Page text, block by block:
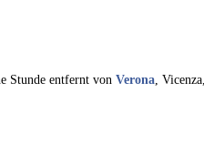
Stunde entfernt von Verona , Vicenza,